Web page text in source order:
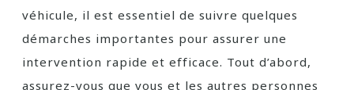
véhicule, il est essentiel de suivre quelques
démarches importantes pour assurer une
intervention rapide et efficace. Tout d’abord,
assurez-vous que vous et les autres personnes